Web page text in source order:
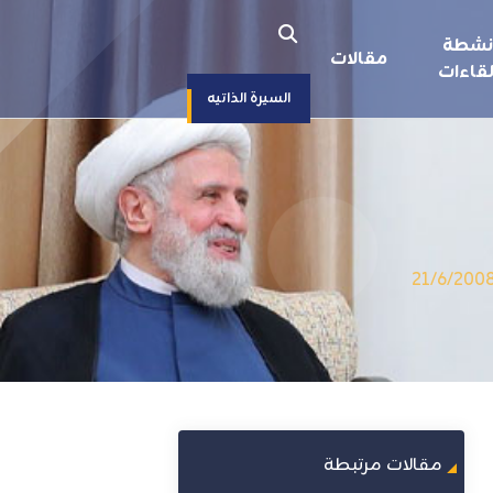
مقالات
السيرة الذاتيه
مقالات مرتبطة